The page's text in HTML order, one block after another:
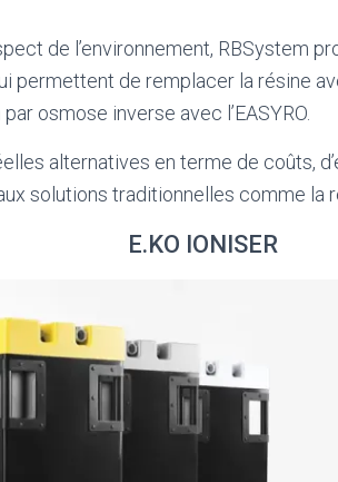
de l’environnement, RBSystem
permettent de remplacer la résine
osmose inverse avec l’EASYRO.
alternatives en terme de coûts,
solutions traditionnelles comme la
E.KO IONISER